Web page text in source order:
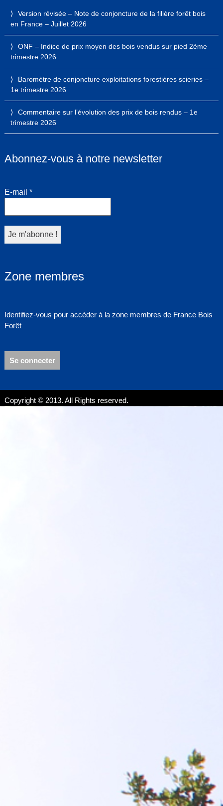
Version révisée – Note de conjoncture de la filière forêt bois
en France – Juillet 2026
ONF – Indice de prix moyen des bois vendus sur pied 2ème
trimestre 2026
Baromètre de conjoncture exploitations forestières scieries –
1e trimestre 2026
Commentaire sur l’évolution des prix de bois rendus – 1e
trimestre 2026
Abonnez-vous à notre newsletter
E-mail *
Zone membres
Identifiez-vous pour accéder à la zone membres de France Bois
Forêt
Se connecter
Copyright © 2013. All Rights reserved.